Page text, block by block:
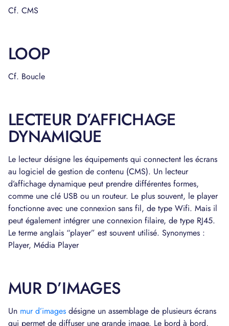
Cf. CMS
LOOP
Cf. Boucle
LECTEUR D’AFFICHAGE
DYNAMIQUE
Le lecteur désigne les équipements qui connectent les écrans
au logiciel de gestion de contenu (CMS). Un lecteur
d’affichage dynamique peut prendre différentes formes,
comme une clé USB ou un routeur. Le plus souvent, le player
fonctionne avec une connexion sans fil, de type Wifi. Mais il
peut également intégrer une connexion filaire, de type RJ45.
Le terme anglais “player” est souvent utilisé. Synonymes :
Player, Média Player
MUR D’IMAGES
Un mur d’images désigne un assemblage de plusieurs écrans
qui permet de diffuser une grande image. Le bord à bord,